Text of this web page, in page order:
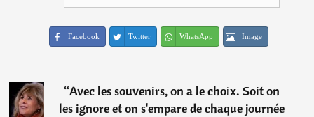
Facebook Twitter WhatsApp Image
“Avec les souvenirs, on a le choix. Soit on
les ignore et on s'empare de chaque journée